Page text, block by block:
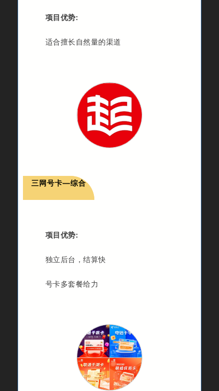
项目优势:
适合擅长自然量的渠道
三网号卡—综合
项目优势:
独立后台，结算快
号卡多套餐给力